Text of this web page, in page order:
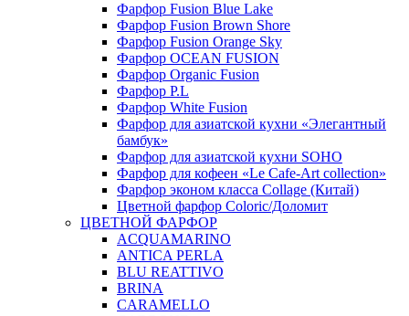
Фарфор Fusion Blue Lake
Фарфор Fusion Brown Shore
Фарфор Fusion Orange Sky
Фарфор OCEAN FUSION
Фарфор Organic Fusion
Фарфор P.L
Фарфор White Fusion
Фарфор для азиатской кухни «Элегантный
бамбук»
Фарфор для азиатской кухни SOHO
Фарфор для кофеен «Le Cafe-Art collection»
Фарфор эконом класса Collage (Китай)
Цветной фарфор Coloric/Доломит
ЦВЕТНОЙ ФАРФОР
ACQUAMARINO
ANTICA PERLA
BLU REATTIVO
BRINA
CARAMELLO